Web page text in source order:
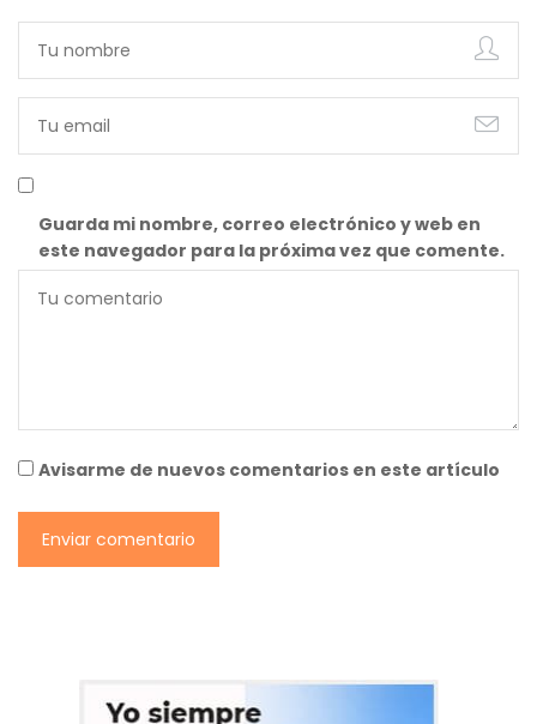
Guarda mi nombre, correo electrónico y web en
este navegador para la próxima vez que comente.
Avisarme de nuevos comentarios en este artículo